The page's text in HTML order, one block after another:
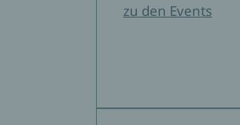
zu den Events